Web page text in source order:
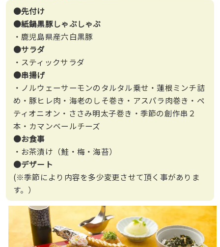
●先付け
●紙鍋黒豚しゃぶしゃぶ
・鹿児島県産六白黒豚
●サラダ
・スティックサラダ
●串揚げ
・ノルウェーサーモンのタルタル乗せ・蓮根ミンチ詰
め・豚ヒレ肉・海老のしそ巻き・アスパラ肉巻き・ペ
ティオニオン・ささみ明太子巻き・季節の創作串２
本・カマンベールチーズ
●お食事
・お茶漬け（鮭・梅・海苔）
●デザート
(※季節により内容を多少変更させて頂く事がありま
す。）